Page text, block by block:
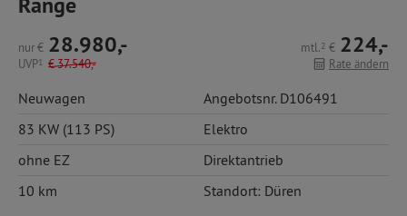
nur€ 28.980,-
UVP1 €37.540,-
mtl.2 € 224,-
Rate ändern
Neuwagen
Angebotsnr. D106491
83 KW (113 PS)
Elektro
ohne EZ
Direktantrieb
10 km
Standort: Düren